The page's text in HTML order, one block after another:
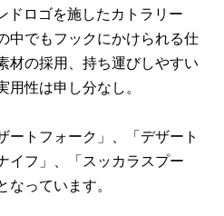
ドロゴを施したカトラリー
中でもフックにかけられる仕
材の採用、持ち運びしやすい
用性は申し分なし。
ートフォーク」、「デザート
イフ」、「スッカラスプー
なっています。